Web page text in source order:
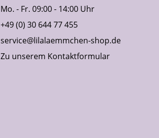
Mo. - Fr. 09:00 - 14:00 Uhr
+49 (0) 30 644 77 455
service@lilalaemmchen-shop.de
Zu unserem Kontaktformular